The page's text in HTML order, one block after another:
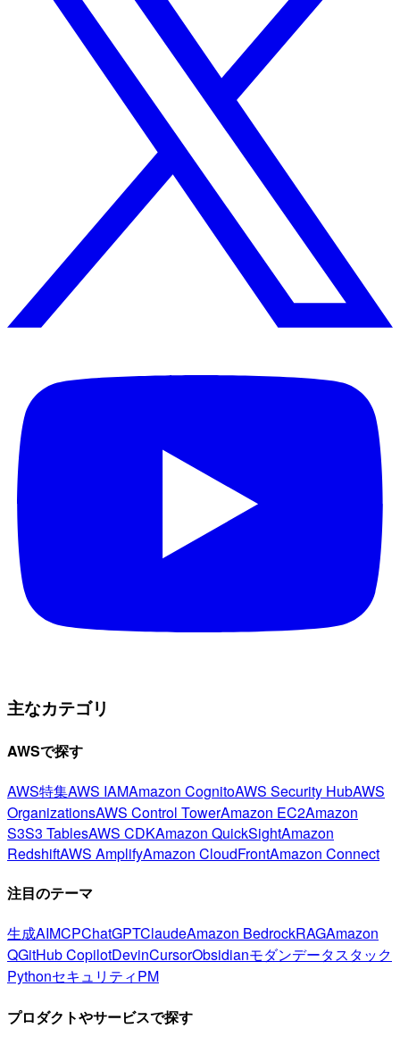
主なカテゴリ
AWSで探す
AWS特集AWS IAMAmazon CognitoAWS Security HubAWS
OrganizationsAWS Control TowerAmazon EC2Amazon
S3S3 TablesAWS CDKAmazon QuickSightAmazon
RedshiftAWS AmplifyAmazon CloudFrontAmazon Connect
注目のテーマ
生成AIMCPChatGPTClaudeAmazon BedrockRAGAmazon
QGitHub CopilotDevinCursorObsidianモダンデータスタック
PythonセキュリティPM
プロダクトやサービスで探す